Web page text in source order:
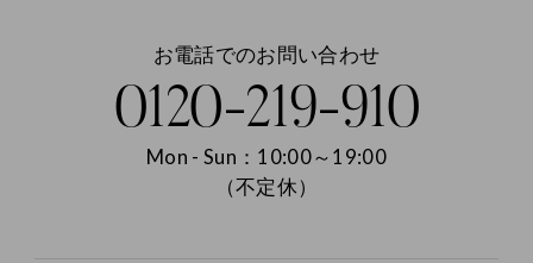
お電話でのお問い合わせ
0120-219-910
Mon - Sun：10:00～19:00
（不定休）